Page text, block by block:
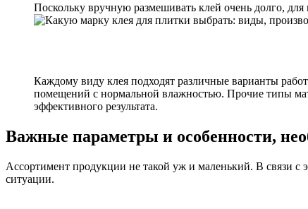
Поскольку вручную размешивать клей очень долго,
Каждому виду клея подходят различные варианты
помещений с нормальной влажностью. Прочие типы
эффективного результата.
Важные параметры и особенности,
Ассортимент продукции не такой уж и маленький. В связи с
ситуации.